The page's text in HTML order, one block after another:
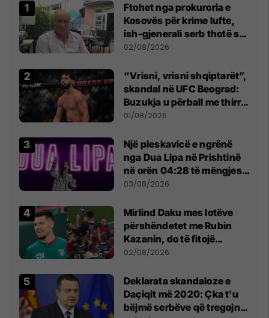
Ftohet nga prokuroria e
Kosovës për krime lufte,
ish-gjenerali serb thotë se
dikush e tradhtoi në
02/08/2026
“Vrisni, vrisni shqiptarët”,
skandal në UFC Beograd:
Buzukja u përball me thirrje
anti-shqiptare nga
01/08/2026
Një pleskavicë e ngrënë
nga Dua Lipa në Prishtinë
në orën 04:28 të mëngjesit
- dhe bota digjitale serbe
03/08/2026
Mirlind Daku mes lotëve
përshëndetet me Rubin
Kazanin, do të fitojë
miliona te Spartak Moska
02/08/2026
​Deklarata skandaloze e
Daçiqit më 2020: Çka t'u
bëjmë serbëve që tregojnë